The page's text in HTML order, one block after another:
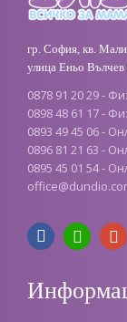
гр. София, кв.
улица Еньо Вълчев
0878 91 20 29 -
0898 48 61 17 -
0893 49 45 06 -
0896 81 21 63 -
0895 45 01 54 -